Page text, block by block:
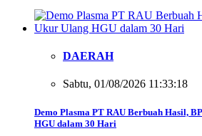
DAERAH
Sabtu, 01/08/2026 11:33:18
Demo Plasma PT RAU Berbuah Hasil,
HGU dalam 30 Hari